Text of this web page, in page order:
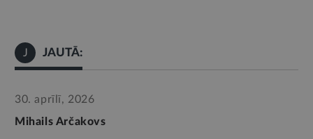
J JAUTĀ:
30. aprīlī, 2026
Mihails Arčakovs